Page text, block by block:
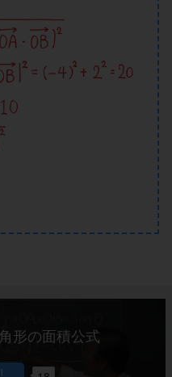
形の面積公式